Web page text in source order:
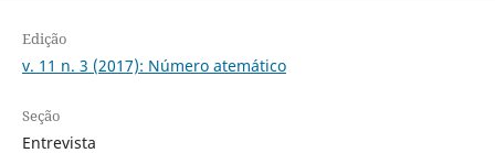
Edição
v. 11 n. 3 (2017): Número atemático
Seção
Entrevista